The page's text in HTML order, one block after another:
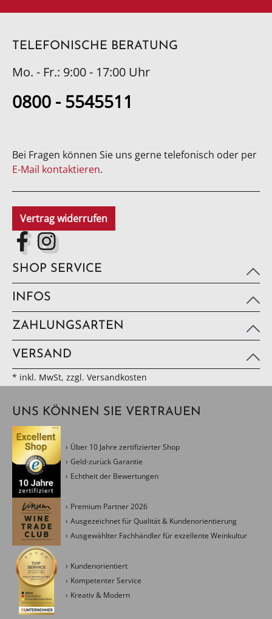
TELEFONISCHE BERATUNG
Mo. - Fr.: 9:00 - 17:00 Uhr
0800 - 5545511
Bei Fragen können Sie uns gerne telefonisch oder per
E-Mail kontaktieren.
Vertrag widerrufen
SHOP SERVICE
INFOS
ZAHLUNGSARTEN
VERSAND
* inkl. MwSt, zzgl. Versandkosten
UNS KÖNNEN SIE VERTRAUEN
Über 10 Jahre zertifizierter Shop
Geld-zurück Garantie
Echtheit der Bewertungen
Premium Partner 2026
Ausgezeichnet für Qualität & Kundenorientierung
Ausgewählter Fachhändler für exzellente Weinkultur
Kundenorientiert
Kompetenter Service
Kreativ & Modern